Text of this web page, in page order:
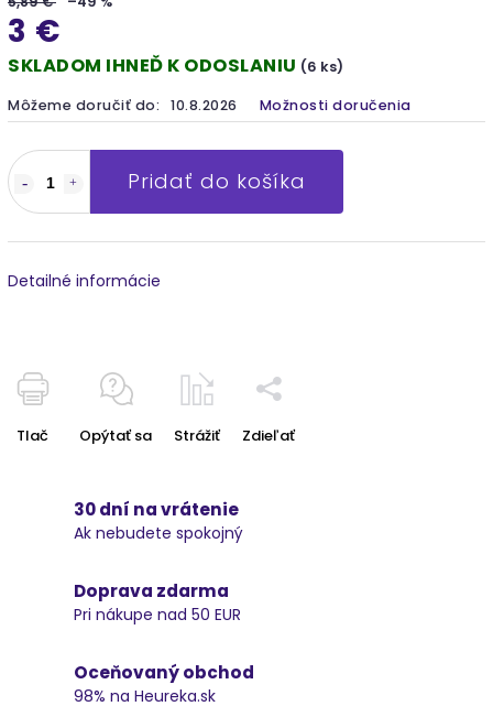
3 €
SKLADOM IHNEĎ K ODOSLANIU (6 ks)
Môžeme doručiť do: 10.8.2026 Možnosti doručenia
Pridať do košíka
Detailné informácie
Tlač Opýtať sa Strážiť Zdieľať
30 dní na vrátenie
Ak nebudete spokojný
Doprava zdarma
Pri nákupe nad 50 EUR
Oceňovaný obchod
98% na Heureka.sk